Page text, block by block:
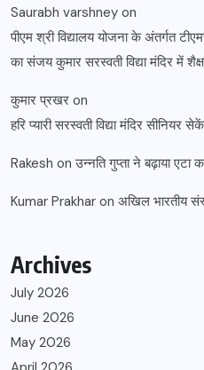
Saurabh varshney on
पीएम श्री विद्यालय योजना के अंतर्गत
का संजय कुमार सरस्वती विद्या मंदिर में
कुमार प्रखर on
हरि प्यारी सरस्वती विद्या मंदिर सीनियर
Rakesh onउन्नति गुप्ता ने बढ़ाया एटा
Kumar Prakhar on अखिल भारतीय
Archives
July 2026
June 2026
May 2026